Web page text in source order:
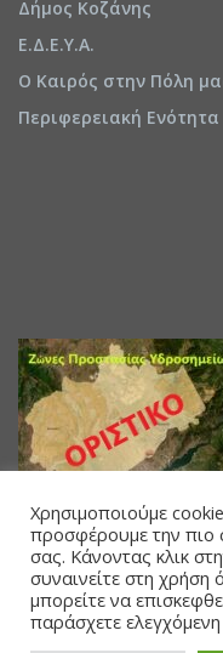
Δήμος Κοζάνης
Ε.Δ.Ε.Υ.Α.
Ο Καιρός στην Πόλη
Περιφερειακή
Χρησιμοποιούμε
προσφέρουμε την πιο
σας. Κάνοντας κλικ
συναινείτε στη
μπορείτε να
παράσχετε